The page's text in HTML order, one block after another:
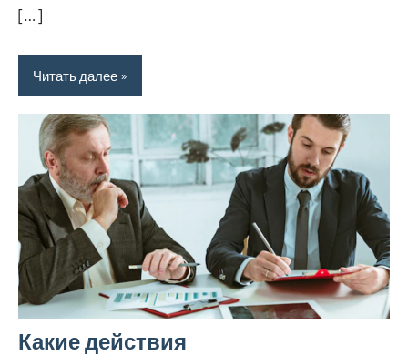
[…]
Читать далее
Какие действия